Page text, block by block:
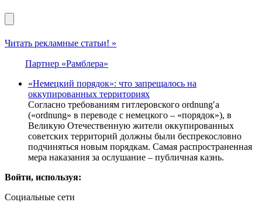
Читать рекламные статьи! »
Партнер «Рамблера»
«Немецкий порядок»: что запрещалось на
оккупированных территориях
Согласно требованиям гитлеровского ordnungʹа
(«ordnung» в переводе с немецкого – «порядок»), в
Великую Отечественную жители оккупированных
советских территорий должны были беспрекословно
подчиняться новым порядкам. Самая распространенная
мера наказания за ослушание – публичная казнь.
Войти, используя:
Социальные сети